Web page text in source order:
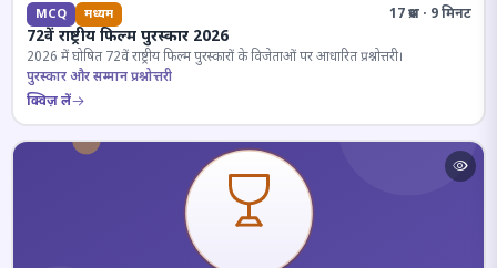
MCQ मध्यम 17 प्रश्न · 9 मिनट
72वें राष्ट्रीय फिल्म पुरस्कार 2026
2026 में घोषित 72वें राष्ट्रीय फिल्म पुरस्कारों के विजेताओं पर आधारित प्रश्नोत्तरी।
पुरस्कार और सम्मान प्रश्नोत्तरी
क्विज़ लें